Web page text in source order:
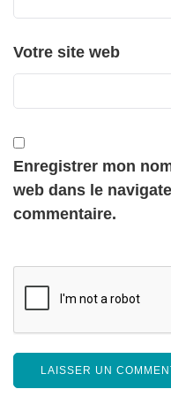
Votre site web
Enregistrer mon
web dans le
commentaire.